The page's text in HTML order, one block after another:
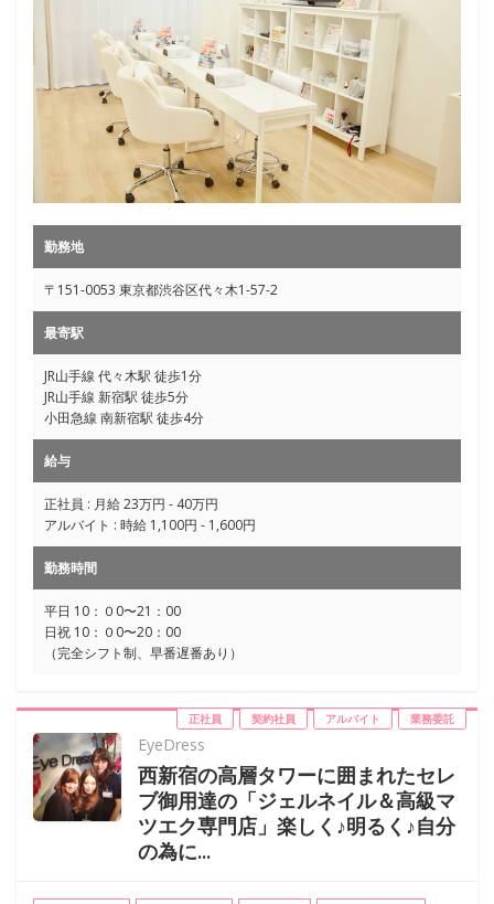
勤務地
〒151-0053 東京都渋谷区代々木1-57-2
最寄駅
JR山手線 代々木駅 徒歩1分
JR山手線 新宿駅 徒歩5分
小田急線 南新宿駅 徒歩4分
給与
正社員 : 月給 23万円 - 40万円
アルバイト : 時給 1,100円 - 1,600円
勤務時間
平日 10：０0〜21：00
日祝 10：０0〜20：00
（完全シフト制、早番遅番あり）
正社員 契約社員 アルバイト 業務委託
EyeDress
西新宿の高層タワーに囲まれたセレ
ブ御用達の「ジェルネイル＆高級マ
ツエク専門店」楽しく♪明るく♪自分
の為に...